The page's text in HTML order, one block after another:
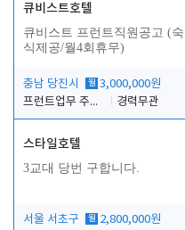
큐비스트호텔
큐비스트 프런트직원공고 (숙
식제공/월4회휴무)
충남 당진시 월 3,000,000원
프런트업무 주간, 야간
경력무관
스타일호텔
3교대 당번 구합니다.
서울 서초구 월 2,800,000원